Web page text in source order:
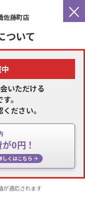
×
佐藤町店
ついて
いただける
す。
ださい。
0円！
しくはこちら
が適応されます